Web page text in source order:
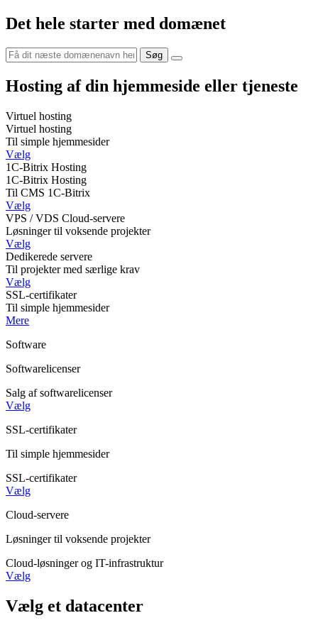
Det hele starter med domænet
Hosting af din hjemmeside eller tjeneste
Virtuel hosting
Virtuel hosting
Til simple hjemmesider
Vælg
1C-Bitrix Hosting
1C-Bitrix Hosting
Til CMS 1C-Bitrix
Vælg
VPS / VDS Cloud-servere
Løsninger til voksende projekter
Vælg
Dedikerede servere
Til projekter med særlige krav
Vælg
SSL-certifikater
Til simple hjemmesider
Mere
Software
Softwarelicenser
Salg af softwarelicenser
Vælg
SSL-certifikater
Til simple hjemmesider
SSL-certifikater
Vælg
Cloud-servere
Løsninger til voksende projekter
Cloud-løsninger og IT-infrastruktur
Vælg
Vælg et datacenter